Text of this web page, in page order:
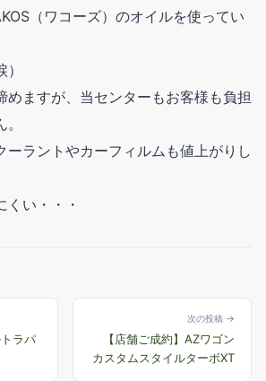
（ワコーズ）のオイルを使ってい
めますが、当センターもお客様も負担
ーラントやカーフィルムも値上がりし
くい・・・
ラパ
次の投稿 →
【店舗ご成約】AZワゴン
カスタムスタイルターボXT